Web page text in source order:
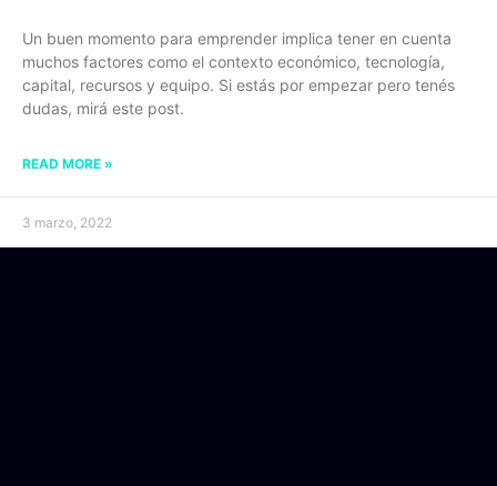
Un buen momento para emprender implica tener en cuenta
muchos factores como el contexto económico, tecnología,
capital, recursos y equipo. Si estás por empezar pero tenés
dudas, mirá este post.
READ MORE »
3 marzo, 2022